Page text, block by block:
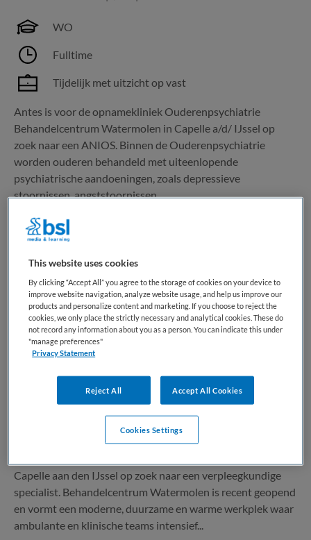
WO
Fulltime
Tijdelijk met uitzicht op vast
Antes is voor de opnamekliniek Ouderenpsychiatrie
Behandelcentrum Watermolen in Capelle a/d/ IJssel op
zoek naar een ANIOS. Binnen de Ouderenpsychiatrie
worden ouderen behandeld met uiteenlopende
psychiatrische aandoeningen, zoals depressieve
stoornissen, angststoornissen,...
Bekijk vacature
Verpleegkundig specialist
Parnassia Groep
WO
Fulltime
Tijdelijk met uitzicht op vast
Capelle aan den IJssel op zoek naar een verpleegkundige
specialist. Behandelcentrum Watermolen is recent geopend
en vormt een moderne, duurzame en warme werkplek waar
ambulante en klinische teams intensief...
This website uses cookies
By clicking “Accept All” you agree to the storage of cookies on your device to
improve website navigation, analyze website usage, and help us improve our
products and personalize content and marketing. If you choose to reject the
cookies, we only place the strictly necessary and analytical cookies. These do
not record any information about you as a person. You can indicate this under
"manage preferences"
Privacy Statement
Reject All Accept All Cookies
Cookies Settings